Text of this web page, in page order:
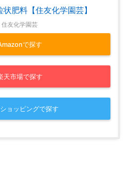
肥料【住友化学園芸】
住友化学園芸
で探す
天市場で探す
ョッピングで探す